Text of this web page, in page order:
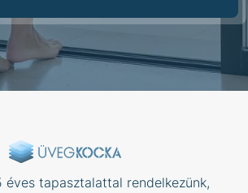
éves tapasztalattal rendelkezünk,